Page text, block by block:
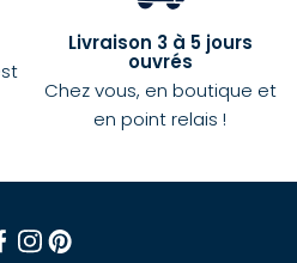
Livraison 3 à 5 jours
ouvrés
Chez vous, en boutique et
en point relais !